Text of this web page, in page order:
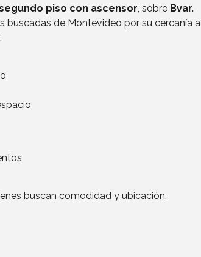
piso con ascensor, sobre Bvar.
buscadas de Montevideo por su cercanía a
buscan comodidad y ubicación.